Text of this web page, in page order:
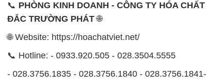
📞 PHÒNG KINH DOANH - CÔNG TY HÓA CHẤT
ĐẮC TRƯỜNG PHÁT🌐
🌐 Website: https://hoachatviet.net/
📞 Hotline: - 0933.920.505 - 028.3504.5555
- 028.3756.1835 - 028.3756.1840 - 028.3756.1841-